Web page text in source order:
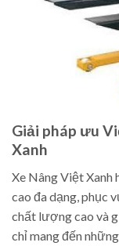
Giải pháp ưu
Xanh
Xe Nâng Việt Xanh
cao đa dạng, phục
chất lượng cao và
chỉ mang đến